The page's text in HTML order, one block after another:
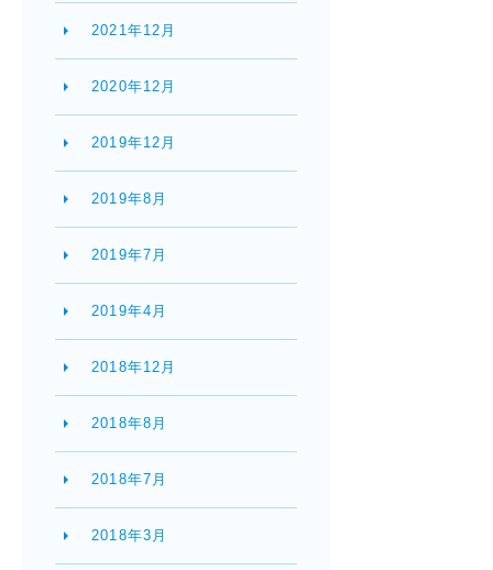
2021年12月
2020年12月
2019年12月
2019年8月
2019年7月
2019年4月
2018年12月
2018年8月
2018年7月
2018年3月